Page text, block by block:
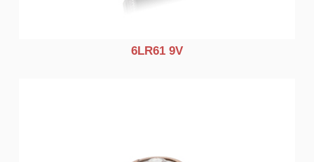
6LR61 9V